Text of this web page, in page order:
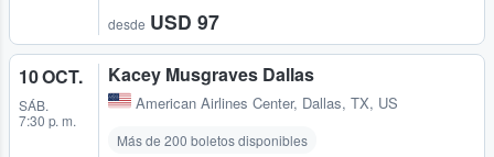
desde USD 97
10 OCT.
SÁB.
7:30 p. m.
Kacey Musgraves Dallas
American Airlines Center, Dallas, TX, US
Más de 200 boletos disponibles